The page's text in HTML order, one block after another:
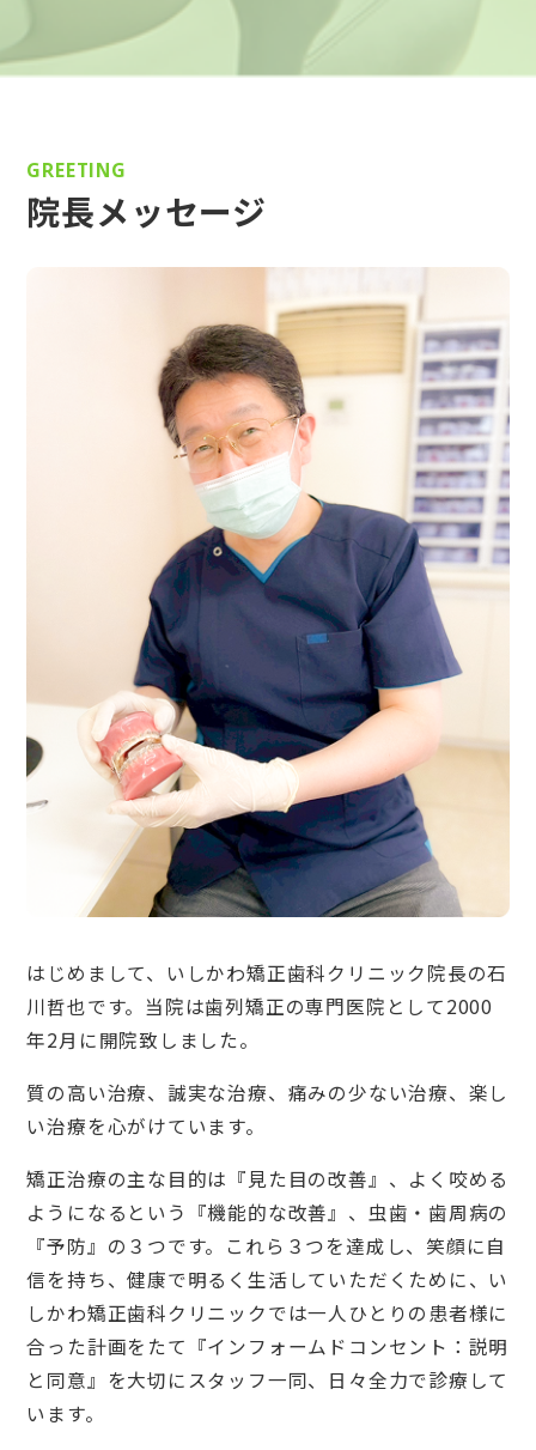
GREETING
院長メッセージ
はじめまして、いしかわ矯正歯科クリニック院長の石
川哲也です。当院は歯列矯正の専門医院として2000
年2月に開院致しました。
質の高い治療、誠実な治療、痛みの少ない治療、楽し
い治療を心がけています。
矯正治療の主な目的は『見た目の改善』、よく咬める
ようになるという『機能的な改善』、虫歯・歯周病の
『予防』の３つです。これら３つを達成し、笑顔に自
信を持ち、健康で明るく生活していただくために、い
しかわ矯正歯科クリニックでは一人ひとりの患者様に
合った計画をたて『インフォームドコンセント：説明
と同意』を大切にスタッフ一同、日々全力で診療して
います。